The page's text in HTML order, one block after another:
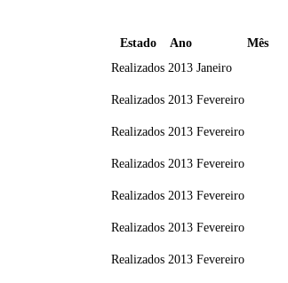
Estado Ano Mês
Realizados 2013 Janeiro
Realizados 2013 Fevereiro
Realizados 2013 Fevereiro
Realizados 2013 Fevereiro
Realizados 2013 Fevereiro
Realizados 2013 Fevereiro
Realizados 2013 Fevereiro